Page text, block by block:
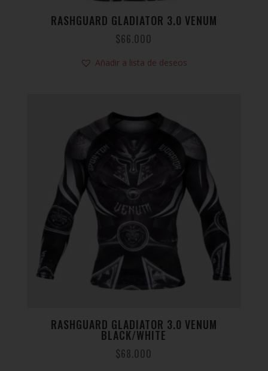
RASHGUARD GLADIATOR 3.0 VENUM
$66.000
Añadir a lista de deseos
RASHGUARD GLADIATOR 3.0 VENUM
BLACK/WHITE
$68.000